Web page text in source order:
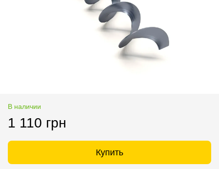
В наличии
1 110 грн
Купить